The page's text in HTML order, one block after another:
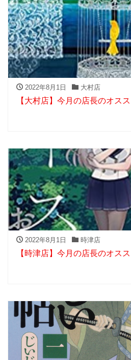
2022年8月1日 大村店
【大村店】今月の店長のオス
2022年8月1日 時津店
【時津店】今月の店長のオス